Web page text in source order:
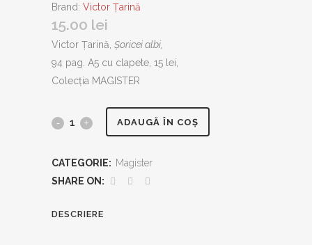
Brand: Victor Țarină
15.00 lei
Victor Țarină, Șoricei albi,
94 pag. A5 cu clapete, 15 lei,
Colecția MAGISTER
Șoricei ADAUGĂ ÎN COȘ
CATEGORIE: Magister
SHARE ON:
DESCRIERE